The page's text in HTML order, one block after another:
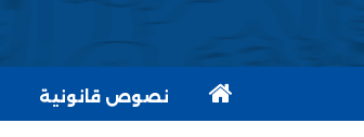
نصوص قانونية